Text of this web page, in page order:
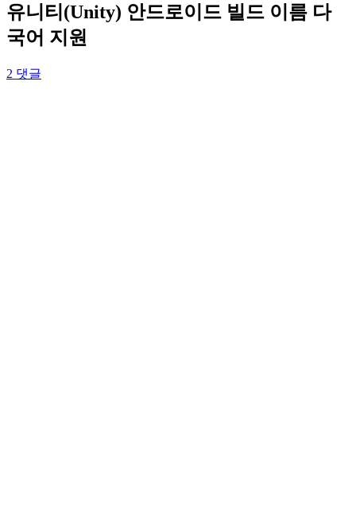
유니티(Unity) 안드로이드 빌드 이름 다
국어 지원
2 댓글